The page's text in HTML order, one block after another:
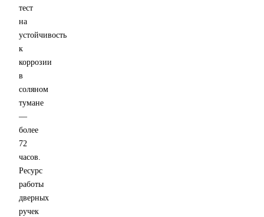
тест
на
устойчивость
к
коррозии
в
соляном
тумане
—
более
72
часов.
Ресурс
работы
дверных
ручек